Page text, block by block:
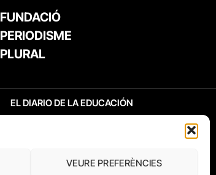
VEURE PREFERÈNCIES
FUNDACIÓ
PERIODISME
PLURAL
EL DIARIO DE LA EDUCACIÓN